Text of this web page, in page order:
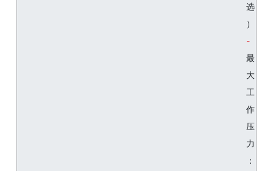
选
）
最
大
工
作
压
力
：